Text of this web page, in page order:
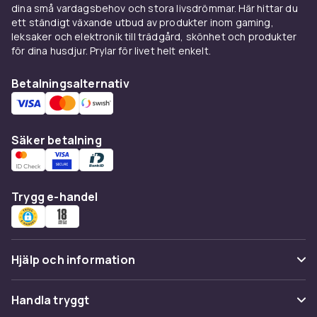
Hörnhyllor – optimal
utnyttjande av hörn
Hörnhyllor är den perfekta lösningen för att
De ger extra utrymme för förvaring och
dekorativa föremål samtidigt som de bidrar till
hörnhyllor och gör dina hörn funktionella och
eleganta.
Inredningslösningar hos
CDON
Vi erbjuder ett brett utbud av hyllor och
inredningslösningar som hjälper dig att skapa
ordning och stil i ditt hem. Om det är dags att
inredningsom
dina små vardagsbehov och stora livsdrömmar. Här hittar du
ett ständigt växande utbud av produkter inom gaming,
leksaker och elektronik till trädgård, skönhet och produkter
för dina husdjur. Prylar för livet helt enkelt.
Betalningsalternativ
Säker betalning
Trygg e-handel
Hjälp och information
Vanliga frågor
Handla tryggt